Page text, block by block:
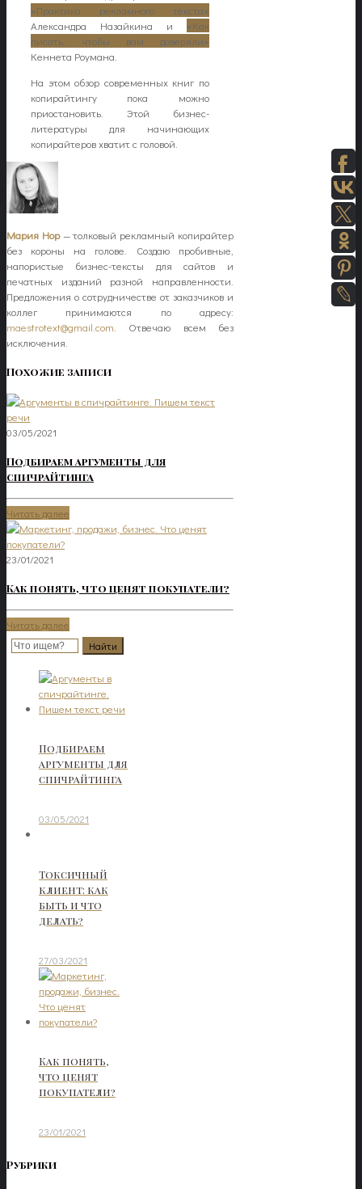
«Практика рекламного текста»
Александра Назайкина и «Как
писать, чтобы вам доверяли»
Кеннета Роумана.
На этом обзор современных книг по
копирайтингу пока можно
приостановить. Этой бизнес-
литературы для начинающих
копирайтеров хватит с головой.
Мария Нор— толковый рекламный копирайтер
без короны на голове. Создаю пробивные,
напористые бизнес-тексты для сайтов и
печатных изданий разной направленности.
Предложения о сотрудничестве от заказчиков и
коллег принимаются по адресу:
maestrotext@gmail.com . Отвечаю всем без
исключения.
Похожие записи
03/05/2021
Подбираем аргументы для
спичрайтинга
Читать далее
23/01/2021
Как понять, что ценят покупатели?
Читать далее
Подбираем
аргументы для
спичрайтинга
03/05/2021
Токсичный
клиент: как
быть и что
делать?
27/03/2021
Как понять,
что ценят
покупатели?
23/01/2021
Рубрики